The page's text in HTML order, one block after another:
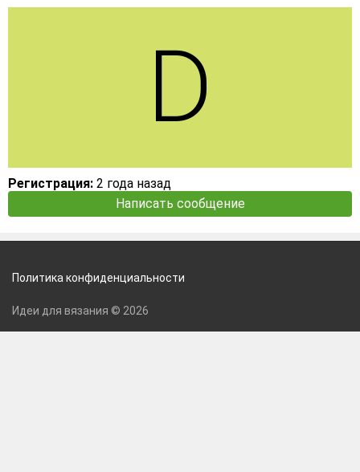
Регистрация: 2 года назад
Написать сообщение
Политика конфиденциальности
Идеи для вязания © 2026